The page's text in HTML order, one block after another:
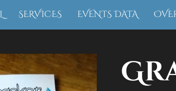
SERVICES EVENTS DATA